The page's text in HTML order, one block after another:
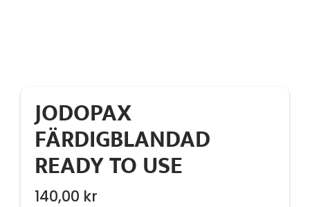
JODOPAX
FÄRDIGBLANDAD
READY TO USE
140,00 kr